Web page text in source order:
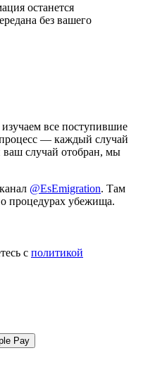
останется
без вашего
все поступившие
— каждый случай
ваш случай отобран, мы
@EsEmigration. Там
процедурах убежища.
с политикой
Pay